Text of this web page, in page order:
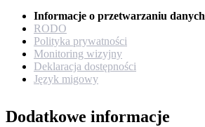
Informacje o przetwarzaniu danych
RODO
Polityka prywatności
Monitoring wizyjny
Deklaracja dostępności
Język migowy
Dodatkowe informacje